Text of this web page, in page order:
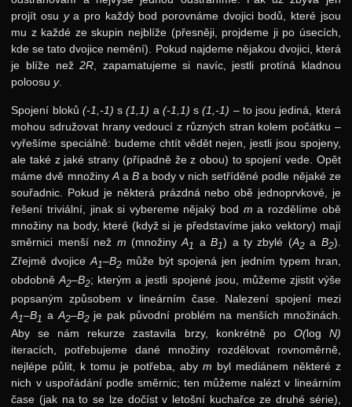
projít osu ya pro každý bod porovnáme dvojici bodů, které jsou
mu z každé ze skupin nejblíže (přesněji, projdeme ji po úsecích,
kde se tato dvojice nemění). Pokud najdeme nějakou dvojici, která
je blíže než2R, zapamatujeme si navíc, jestli protíná kladnou
poloosuy.
Spojení bloků (-1,-1) s(1,1) a (-1,1) s(1,-1) – to jsou jediná, která
mohou sdružovat hrany vedoucí z různých stran kolem počátku –
vyřešíme speciálně: budeme chtít vědět nejen, jestli jsou spojeny,
ale také z jaké strany (případně že z obou) to spojení vede. Opět
máme dvě množiny Aa Ba body v nich setříděné podle nějaké ze
souřadnic. Pokud je některá prázdná nebo obě jednoprvkové, je
řešení triviální, jinak si vybereme nějaký bod m a rozdělíme obě
množiny na body, které (když si je představíme jako vektory) mají
směrnici menší než m (množinyA1 aB1) a ty zbylé (A2a B2).
Zřejmě dvojice A1–B2 může být spojená jen jedním typem hran,
obdobněA2–B2; kterým a jestli spojené jsou, můžeme zjistit výše
popsaným způsobem v lineárním čase. Nalezení spojení mezi
A1–B1 a A2–B2je pak původní problém na menších množinách.
Aby se nám rekurze zastavila brzy, konkrétně po O(log N)
iteracích, potřebujeme dané množiny rozdělovat rovnoměrně,
nejlépe půlit, k tomu je potřeba, aby m byl mediánem některé z
nich v uspořádání podle směrnic; ten můžeme nalézt v lineárním
čase (jak na to se lze dočíst v letošní kuchařce ze druhé série),